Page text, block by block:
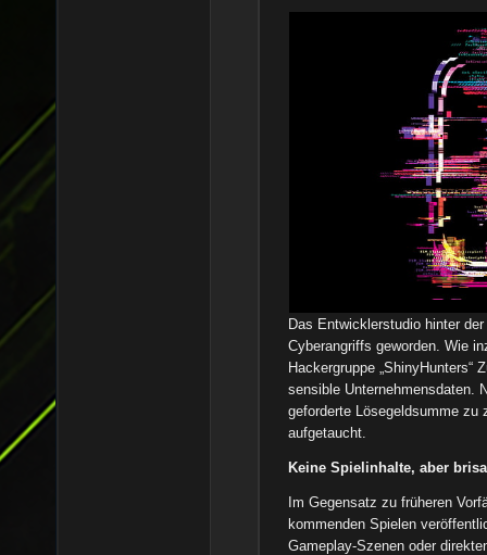
Das Entwicklerstudio hinter
Cyberangriffs geworden. Wie
Hackergruppe „ShinyHunters“
sensible Unternehmensdaten.
geforderte Lösegeldsumme zu
aufgetaucht.
Keine Spielinhalte, aber
Im Gegensatz zu früheren
kommenden Spielen
Gameplay-Szenen oder